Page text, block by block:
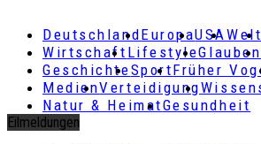
DeutschlandEuropaUSAWelt
Wirtschaft LifestyleGlauben
GeschichteSportFrüher
MedienVerteidigung
Natur & HeimatGesundheit
Eilmeldungen